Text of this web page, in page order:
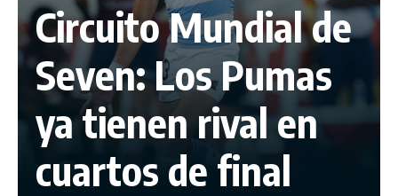
Circuito Mundial de
Seven: Los Pumas
ya tienen rival en
cuartos de final